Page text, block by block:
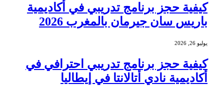
كيفية حجز برنامج تدريبي في أكاديمية
باريس سان جيرمان بالمغرب 2026
يوليو 26, 2026
كيفية حجز برنامج تدريبي احترافي في
أكاديمية نادي أتالانتا في إيطاليا